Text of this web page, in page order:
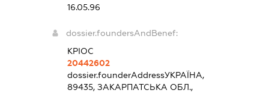
16.05.96
dossier.foundersAndBenef:
КРІОС
20442602
dossier.founderAddressУКРАЇНА,
89435, ЗАКАРПАТСЬКА ОБЛ.,